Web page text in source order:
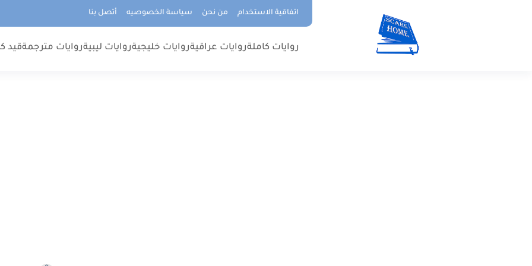
اتفاقية الاستخدام من نحن سياسة الخصوصيه أتصل بنا
روايات كاملةروايات عراقيةروايات خليجيةروايات ليبيةروايات مترجمةقيد